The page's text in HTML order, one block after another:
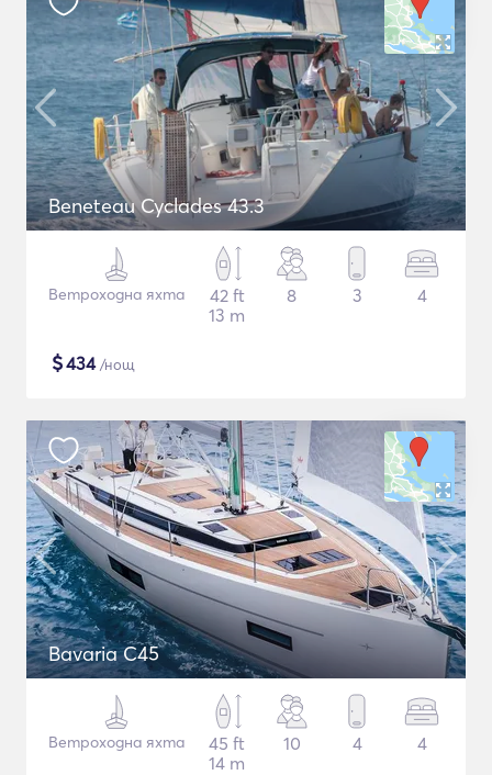
Beneteau Cyclades 43.3
Ветроходна яхта
42 ft
13 m
8 3 4
$434/нощ
Bavaria C45
Ветроходна яхта
45 ft
14 m
10 4 4